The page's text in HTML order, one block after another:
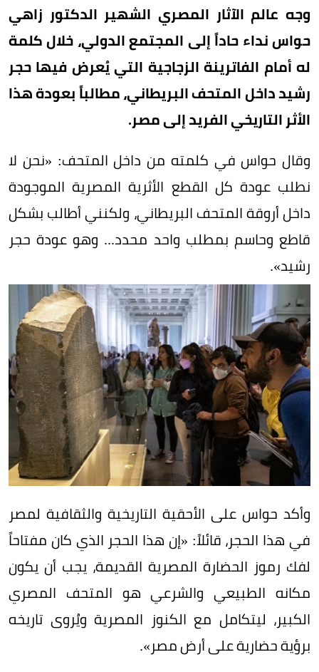
وجه عالم الآثار المصري الشهير الدكتور زاهي
حواس نداء حاداً إلى المجتمع الدولي، خلال كلمة
له أمام الفاترينة الزجاجية التي يُعرض فيها حجر
رشيد داخل المتحف البريطاني، مطالباً بعودة هذا
الأثر التاريخي الفريد إلى مصر.
وقال حواس في كلمته من داخل المتحف: «نحن لا
نطلب عودة كل القطع الأثرية المصرية الموجودة
داخل أروقة المتحف البريطاني، ولكنني أطالب بشكل
قاطع وحاسم بمطلب واحد محدد... وهو عودة حجر
رشيد».
وأكد حواس على الأحقية التاريخية والثقافية لمصر
في هذا الحجر، قائلاً: «إن هذا الحجر الذي كان مفتاحاً
لفك رموز الحضارة المصرية القديمة، يجب أن يكون
مكانه الطبيعي والشرعي هو المتحف المصري
الكبير، ليتكامل مع الكنوز المصرية ويُروى تاريخه
برؤية حضارية على أرض مصر».